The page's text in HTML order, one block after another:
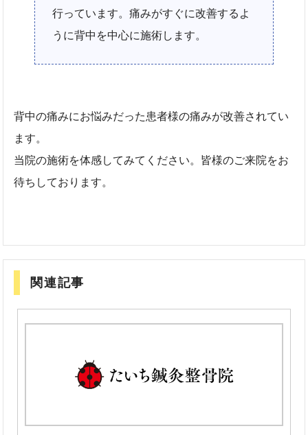
行っています。痛みがすぐに改善するよ
うに背中を中心に施術します。
背中の痛みにお悩みだった患者様の痛みが改善されてい
ます。
当院の施術を体感してみてください。皆様のご来院をお
待ちしております。
関連記事